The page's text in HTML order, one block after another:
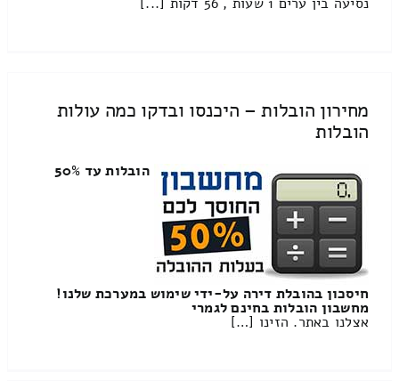
מחירון הובלות – היכנסו ובדקו כמה עולות
הובלות
הובלות עד 50%
חיסכון בהובלת דירה על-ידי שימוש במערכת שלנו!
מחשבון הובלות בחינם לגמרי
אצלנו באתר. הזינו […]